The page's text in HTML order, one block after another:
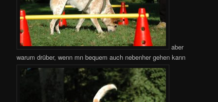
aber
warum drüber, wenn mn bequem auch nebenher gehen kann